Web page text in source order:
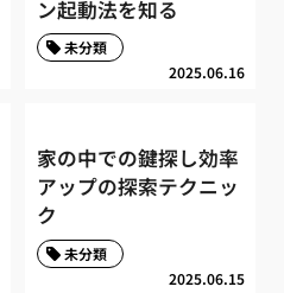
ン起動法を知る
2025.06.16
未分類
家の中での鍵探し効率
アップの探索テクニッ
ク
2025.06.15
未分類